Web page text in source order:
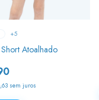
Atoalhado
sem juros
+5